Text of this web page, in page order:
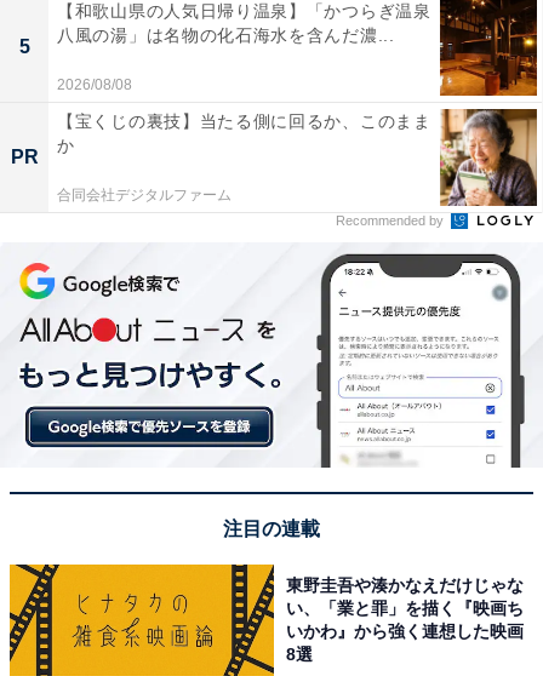
気になるのは、大型連休の「飛び石の度合い」ですよ
ね。有休を使う人が無理なくつなげられそうかどうか。
今年1年の祝日まわりの日程は以下の通りです。
1月11日（土）・12日（日）・13日（月／祝）
2月の連休
2月8日（土）・9日（日）・11日（火／祝） ※10日
（月）は平日
2月22日（土）・23日（日／祝）・24日（月／振休）
4月の連休
4月26日（土）・27日（日）・29日（火／祝） ※28日
5
【和歌山県の人気日帰り温泉】「かつらぎ温泉
八風の湯」は名物の化石海水を含んだ濃...
2026/08/08
PR
【宝くじの裏技】当たる側に回るか、このまま
か
合同会社デジタルファーム
Recommended by
注目の連載
東野圭吾や湊かなえだけじゃな
い、「業と罪」を描く『映画ち
いかわ』から強く連想した映画
8選